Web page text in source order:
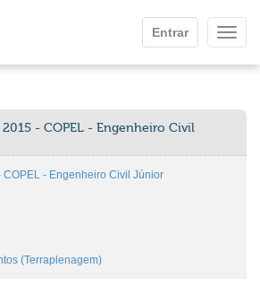
Entrar
2015 - COPEL - Engenheiro Civil
COPEL - Engenheiro Civil Júnior
(Terraplenagem)